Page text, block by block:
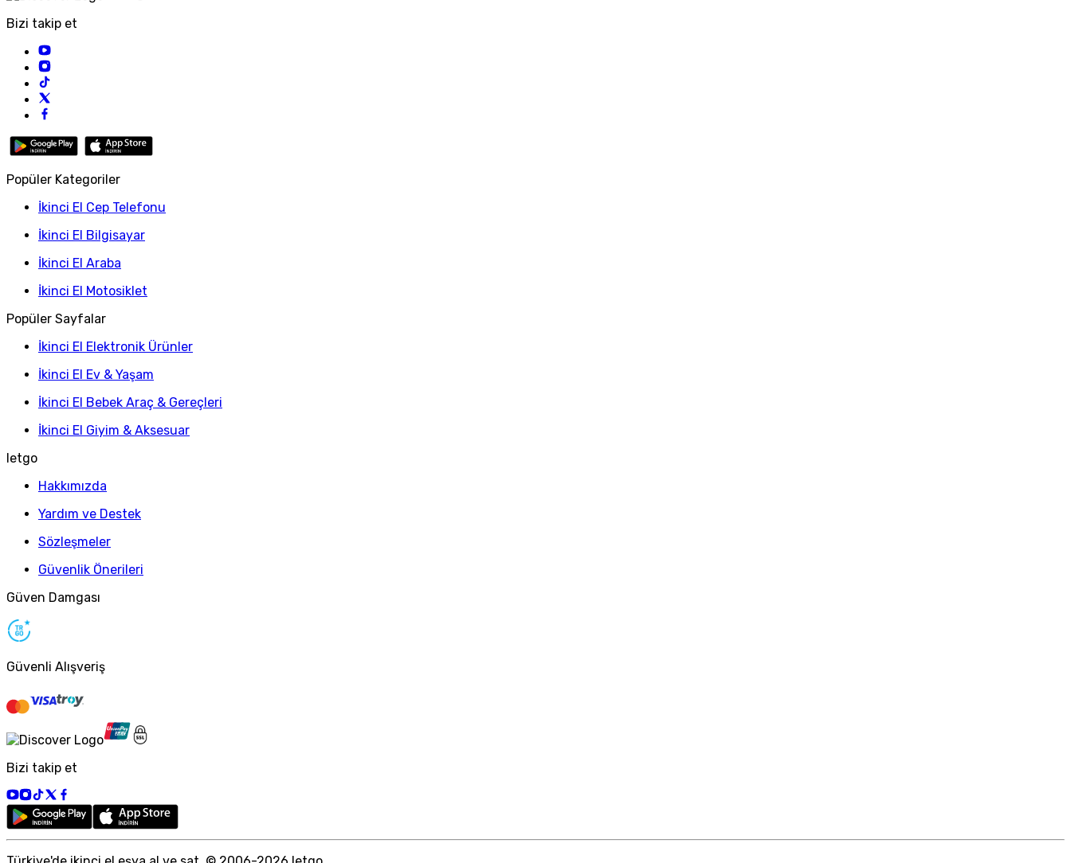
Bizi takip et
Popüler Kategoriler
İkinci El Cep Telefonu
İkinci El Bilgisayar
İkinci El Araba
İkinci El Motosiklet
Popüler Sayfalar
İkinci El Elektronik Ürünler
İkinci El Ev & Yaşam
İkinci El Bebek Araç & Gereçleri
İkinci El Giyim & Aksesuar
letgo
Hakkımızda
Yardım ve Destek
Sözleşmeler
Güvenlik Önerileri
Güven Damgası
Güvenli Alışveriş
Bizi takip et